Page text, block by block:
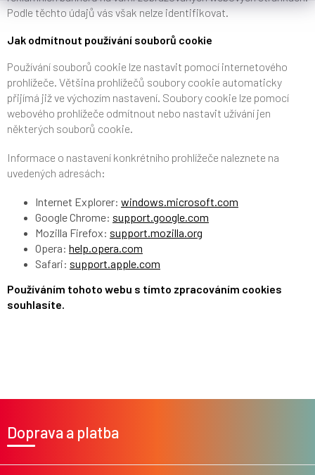
Podle těchto údajů vás však nelze identifikovat.
Jak odmítnout používání souborů cookie
Používání souborů cookie lze nastavit pomocí internetového
prohlížeče. Většina prohlížečů soubory cookie automaticky
přijímá již ve výchozím nastavení. Soubory cookie lze pomocí
webového prohlížeče odmítnout nebo nastavit užívání jen
některých souborů cookie.
Informace o nastavení konkrétního prohlížeče naleznete na
uvedených adresách:
Internet Explorer: windows.microsoft.com
Google Chrome: support.google.com
Mozilla Firefox: support.mozilla.org
Opera: help.opera.com
Safari: support.apple.com
Používáním tohoto webu s tímto zpracováním cookies
souhlasíte.
t
Doprava a platba